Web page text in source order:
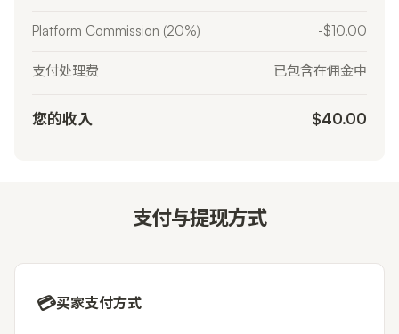
Platform Commission (20%) -$10.00
支付处理费 已包含在佣金中
您的收入 $40.00
支付与提现方式
💳买家支付方式